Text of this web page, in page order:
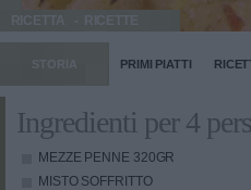
RICETTA
STORIA PRIMI PIATTI
Ingredienti per 4
MEZZE PENNE 320GR
MISTO SOFFRITTO